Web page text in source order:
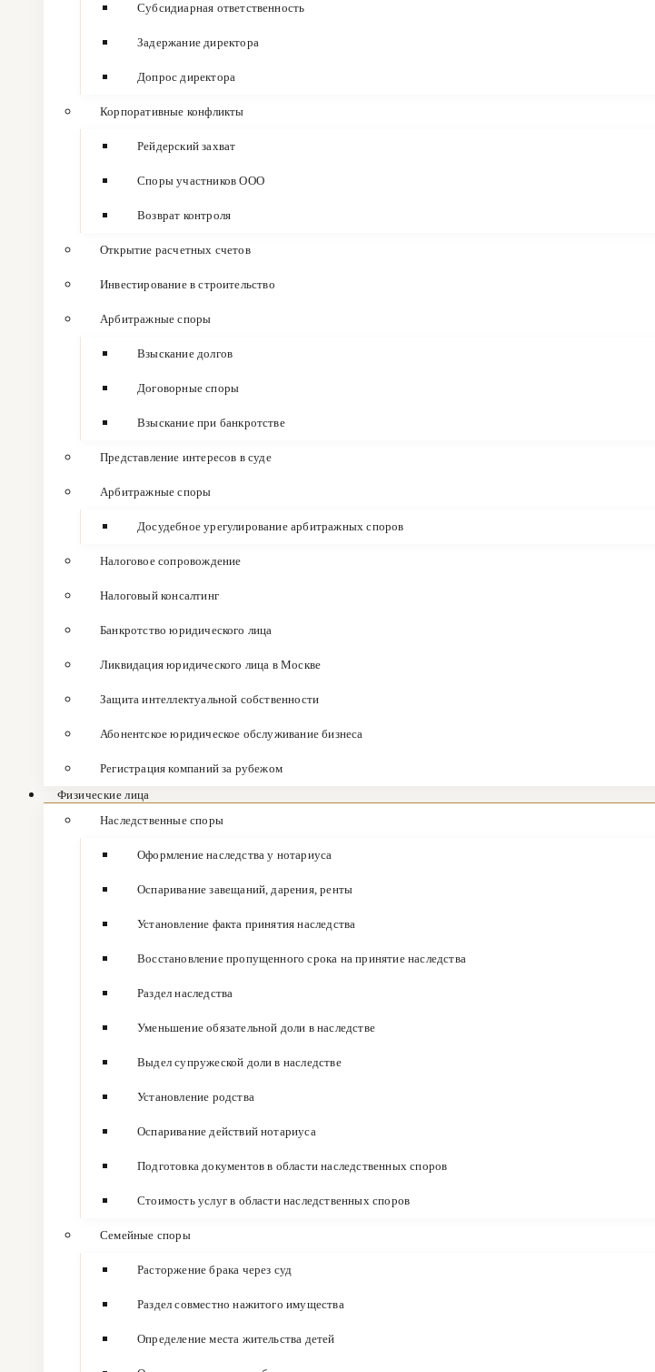
Субсидиарная ответственность
Задержание директора
Допрос директора
Корпоративные конфликты
Рейдерский захват
Споры участников ООО
Возврат контроля
Открытие расчетных счетов
Инвестирование в строительство
Арбитражные споры
Взыскание долгов
Договорные споры
Взыскание при банкротстве
Представление интересов в суде
Арбитражные споры
Досудебное урегулирование арбитражных споров
Налоговое сопровождение
Налоговый консалтинг
Банкротство юридического лица
Ликвидация юридического лица в Москве
Защита интеллектуальной собственности
Абонентское юридическое обслуживание бизнеса
Регистрация компаний за рубежом
Физические лица
Наследственные споры
Оформление наследства у нотариуса
Оспаривание завещаний, дарения, ренты
Установление факта принятия наследства
Восстановление пропущенного срока на принятие наследства
Раздел наследства
Уменьшение обязательной доли в наследстве
Выдел супружеской доли в наследстве
Установление родства
Оспаривание действий нотариуса
Подготовка документов в области наследственных споров
Стоимость услуг в области наследственных споров
Семейные споры
Расторжение брака через суд
Раздел совместно нажитого имущества
Определение места жительства детей